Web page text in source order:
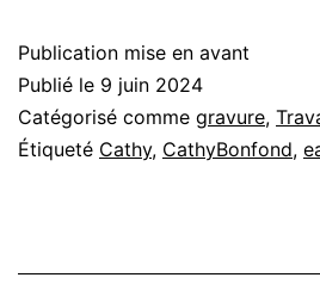
Publication mise en avant
Publié le 9 juin 2024
Catégorisé comme gravure,
Étiqueté Cathy, CathyBonfond,